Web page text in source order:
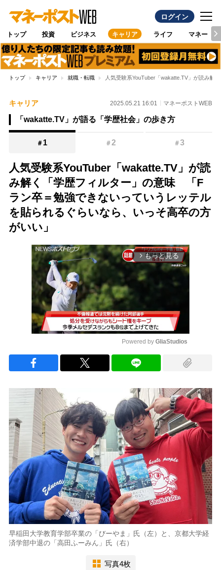
ログイン
トップ 投資 ビジネス キャリア ライフ マネー
トップ キャリア 就職・転職 人気受験系YouTuber「wakatte.TV」が読み
キャリア 2025.05.21 16:01 マネーポストWEB
「wakatte.TV」が語る「学歴社会」の歩き方
＃ 1 ＃2 ＃3
人気受験系YouTuber「wakatte.TV」が読
み解く「学歴フィルター」の意味 「F
ラン卒＝勉強できないっていうレッテル
を貼られるぐらいなら、いっそ高卒の方
がいい」
arrow_forward_ios もっと見る
Powered by GliaStudios
早稲田大学教育学部卒業の「びーやま」氏（左）と、京都大学経
済学部中退の「高田ふーみん」氏（右）
写真4枚